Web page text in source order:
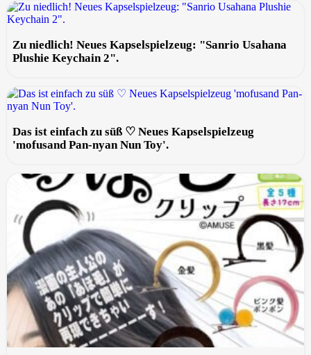
Zu niedlich! Neues Kapselspielzeug: "Sanrio Usahana
Plushie Keychain 2".
Das ist einfach zu süß ♡ Neues Kapselspielzeug
'mofusand Pan-nyan Nun Toy'.